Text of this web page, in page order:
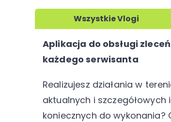
Wszystkie Vlogi
Aplikacja do obsługi
każdego serwisanta
Realizujesz działania w
aktualnych i
koniecznych do wykonania?